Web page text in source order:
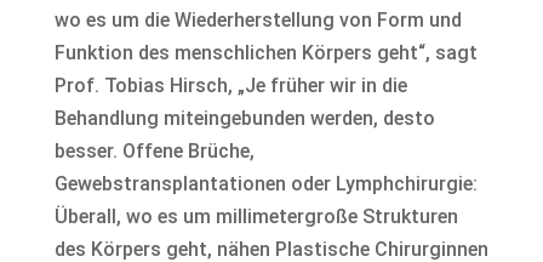
wo es um die Wiederherstellung von Form und
Funktion des menschlichen Körpers geht“, sagt
Prof. Tobias Hirsch, „Je früher wir in die
Behandlung miteingebunden werden, desto
besser. Offene Brüche,
Gewebstransplantationen oder Lymphchirurgie:
Überall, wo es um millimetergroße Strukturen
des Körpers geht, nähen Plastische Chirurginnen